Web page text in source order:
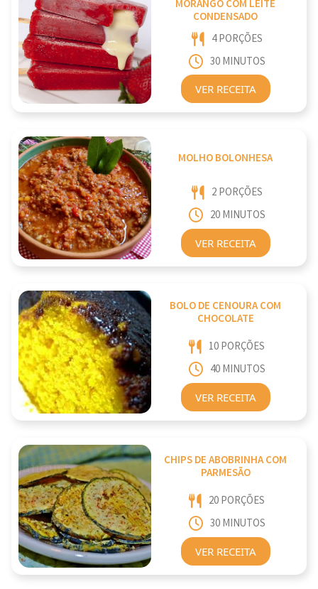
MORANGO COM LEITE
CONDENSADO
4 PORÇÕES
30 MINUTOS
VER RECEITA
MOLHO BOLONHESA
2 PORÇÕES
20 MINUTOS
VER RECEITA
BOLO DE CENOURA COM
CHOCOLATE
10 PORÇÕES
40 MINUTOS
VER RECEITA
CHIPS DE ABOBRINHA COM
PARMESÃO
20 PORÇÕES
30 MINUTOS
VER RECEITA